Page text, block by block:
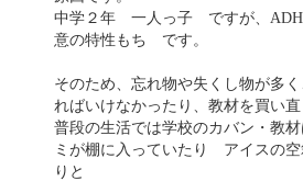
中学２年 一人っ子 ですが、
意の特性もち です。
そのため、忘れ物や失くし物が多
ればいけなかったり、教材を買い直
普段の生活では学校のカバン・教
ミが棚に入っていたり アイスの空
りと